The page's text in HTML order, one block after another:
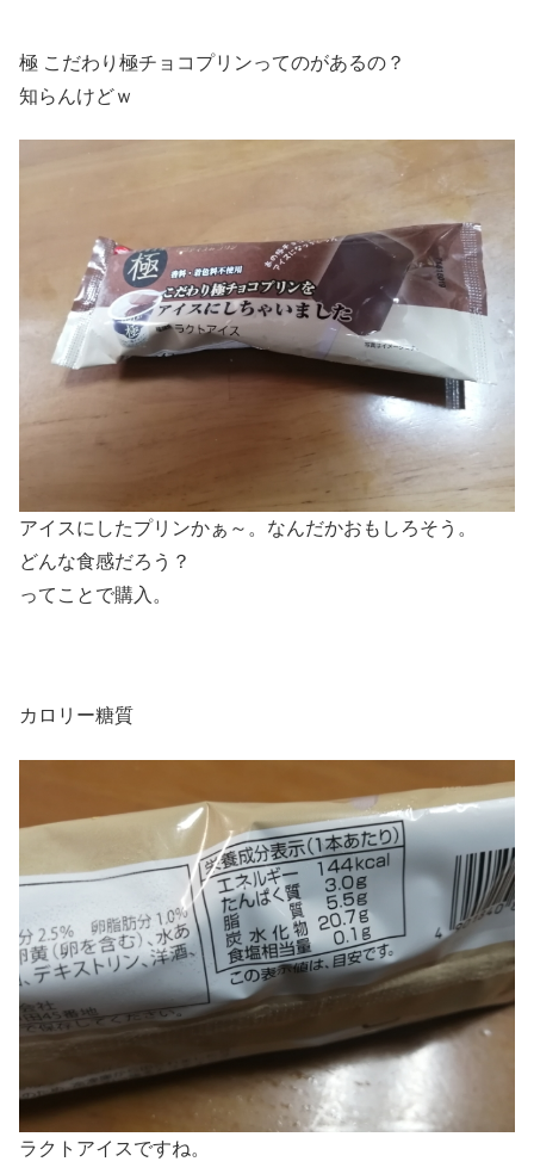
極 こだわり極チョコプリンってのがあるの？
知らんけどｗ
アイスにしたプリンかぁ～。なんだかおもしろそう。
どんな食感だろう？
ってことで購入。
カロリー糖質
ラクトアイスですね。